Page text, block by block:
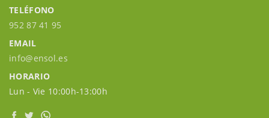
TELÉFONO
952 87 41 95
EMAIL
info@ensol.es
HORARIO
Lun - Vie 10:00h-13:00h